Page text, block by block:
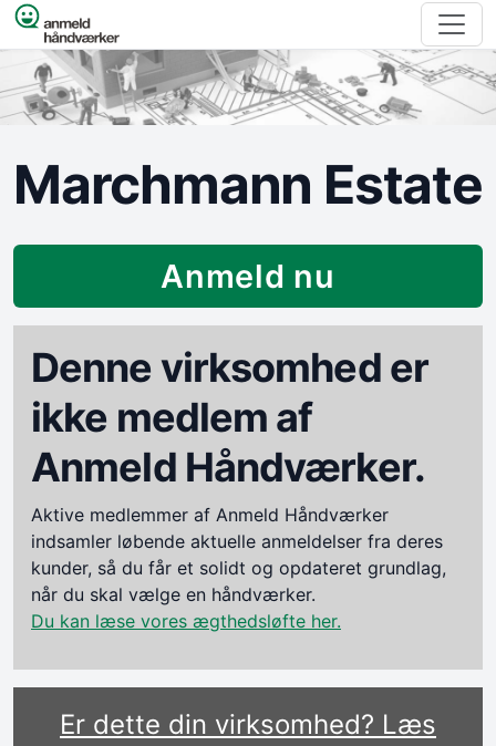
Spring til indhold
Marchmann Estate
Anmeld nu
Denne virksomhed er
ikke medlem af
Anmeld Håndværker.
Aktive medlemmer af Anmeld Håndværker
indsamler løbende aktuelle anmeldelser fra deres
kunder, så du får et solidt og opdateret grundlag,
når du skal vælge en håndværker.
Du kan læse vores ægthedsløfte her.
Er dette din virksomhed? Læs